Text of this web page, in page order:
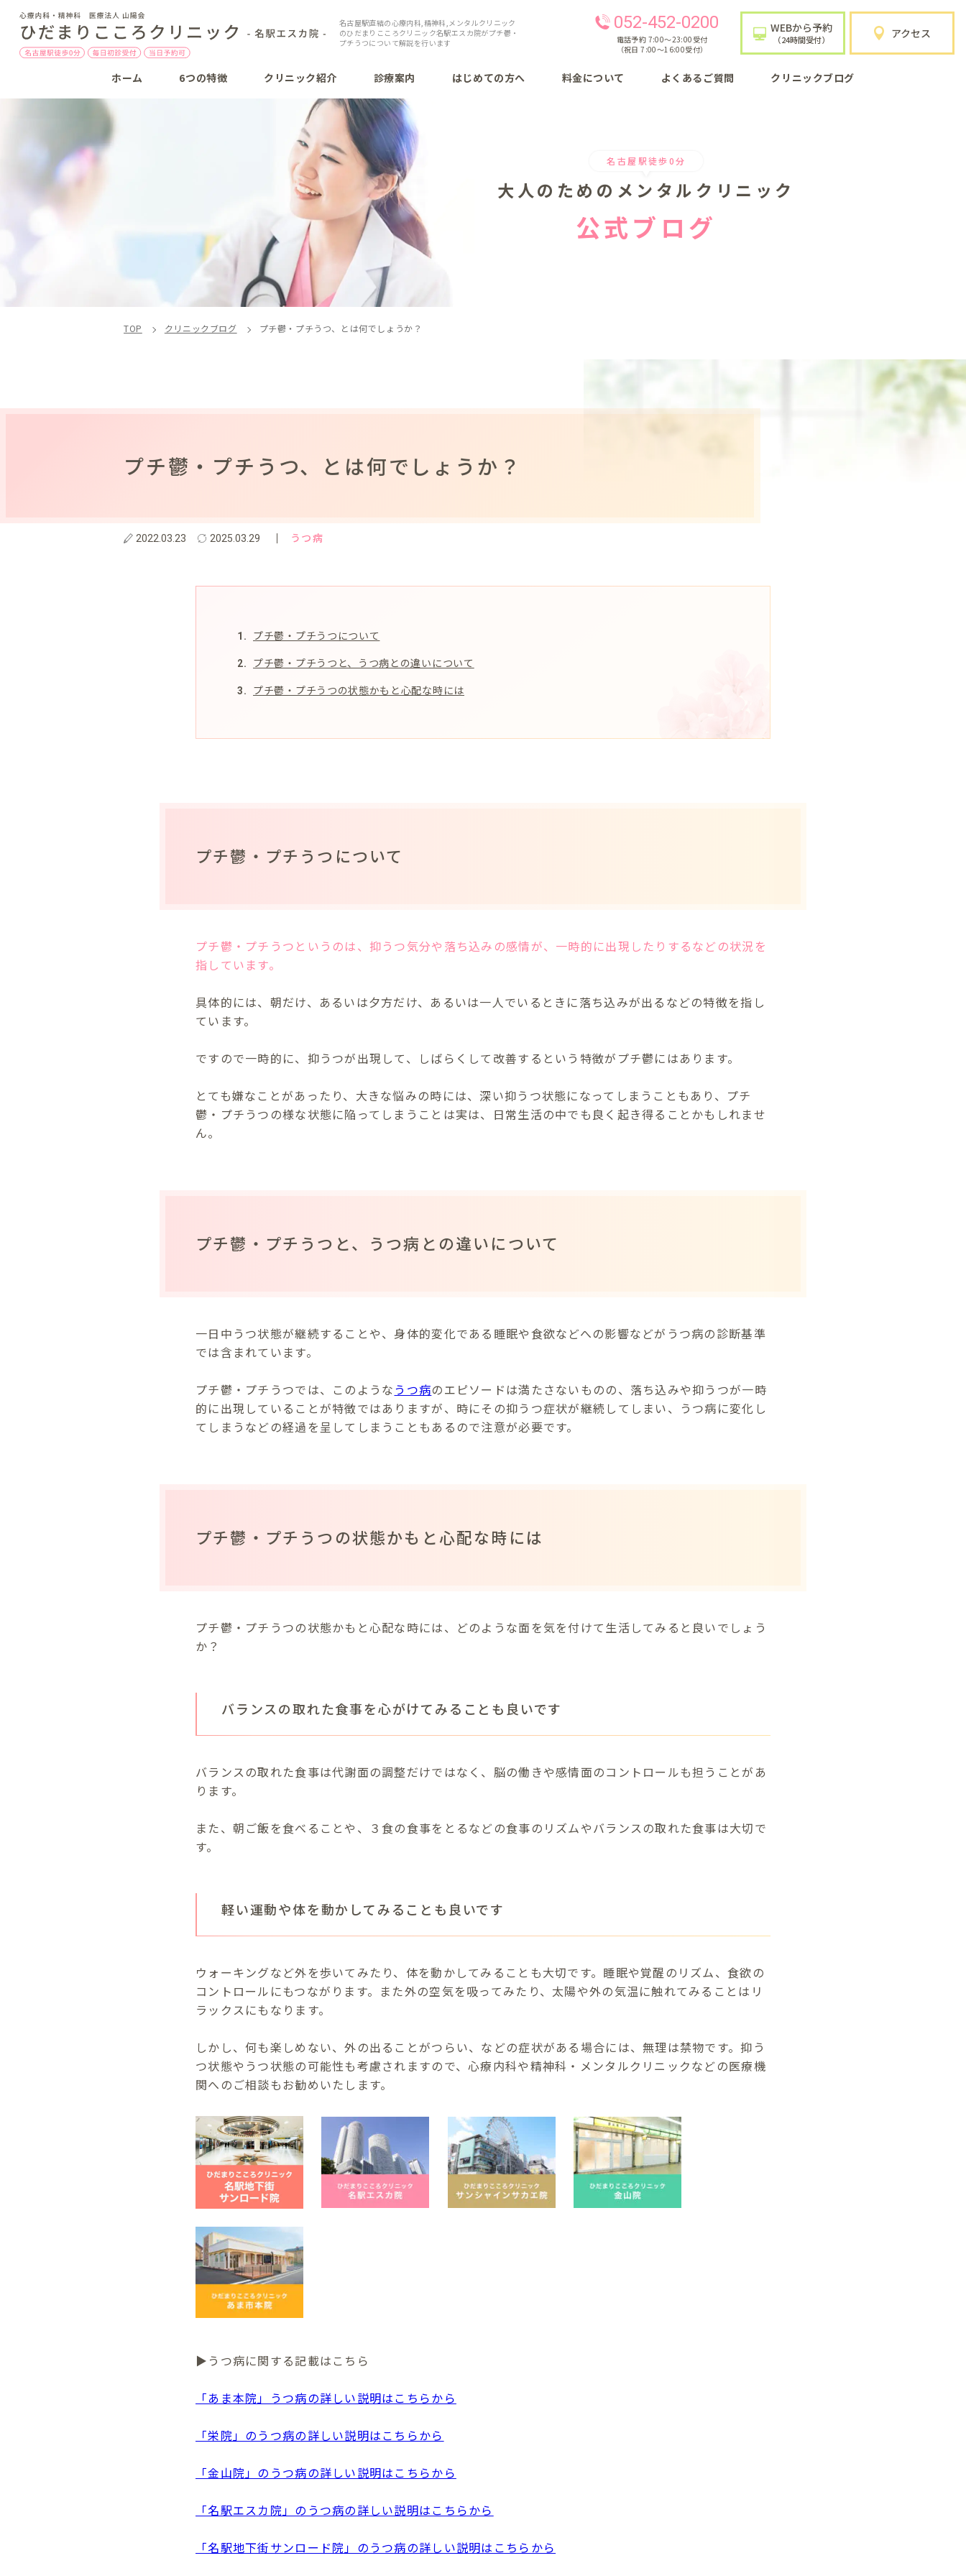
名古屋駅直結の心療内科,精神科,メンタルクリニック
のひだまりこころクリニック名駅エスカ院がプチ鬱・
プチうつについて解説を行います
052-452-0200
電話予約 7:00〜23:00受付
（祝日 7:00〜16:00受付）
WEBから予約
（24時間受付） アクセス
ホーム 6つの特徴 クリニック紹介 診療案内 はじめての方へ 料金について よくあるご質問 クリニックブログ
名古屋駅徒歩0分
大人のための メンタルクリニック
公式ブログ
TOP クリニックブログ プチ鬱・プチうつ、とは何でしょうか？
プチ鬱・プチうつ、とは何でしょうか？
2022.03.23 2025.03.29 うつ病
プチ鬱・プチうつについて
プチ鬱・プチうつと、うつ病との違いについて
プチ鬱・プチうつの状態かもと心配な時には
プチ鬱・プチうつについて
プチ鬱・プチうつというのは、抑うつ気分や落ち込みの感情が、一時的に出現したりするなどの状況を
指しています。
具体的には、朝だけ、あるいは夕方だけ、あるいは一人でいるときに落ち込みが出るなどの特徴を指し
ています。
ですので一時的に、抑うつが出現して、しばらくして改善するという特徴がプチ鬱にはあります。
とても嫌なことがあったり、大きな悩みの時には、深い抑うつ状態になってしまうこともあり、プチ
鬱・プチうつの様な状態に陥ってしまうことは実は、日常生活の中でも良く起き得ることかもしれませ
ん。
プチ鬱・プチうつと、うつ病との違いについて
一日中うつ状態が継続することや、身体的変化である睡眠や食欲などへの影響などがうつ病の診断基準
では含まれています。
プチ鬱・プチうつでは、このような うつ病のエピソードは満たさないものの、落ち込みや抑うつが一時
的に出現していることが特徴ではありますが、時にその抑うつ症状が継続してしまい、うつ病に変化し
てしまうなどの経過を呈してしまうこともあるので注意が必要です。
プチ鬱・プチうつの状態かもと心配な時には
プチ鬱・プチうつの状態かもと心配な時には、どのような面を気を付けて生活してみると良いでしょう
か？
バランスの取れた食事を心がけてみることも良いです
バランスの取れた食事は代謝面の調整だけではなく、脳の働きや感情面のコントロールも担うことがあ
ります。
また、朝ご飯を食べることや、３食の食事をとるなどの食事のリズムやバランスの取れた食事は大切で
す。
軽い運動や体を動かしてみることも良いです
ウォーキングなど外を歩いてみたり、体を動かしてみることも大切です。睡眠や覚醒のリズム、食欲の
コントロールにもつながります。また外の空気を吸ってみたり、太陽や外の気温に触れてみることはリ
ラックスにもなります。
しかし、何も楽しめない、外の出ることがつらい、などの症状がある場合には、無理は禁物です。抑う
つ状態やうつ状態の可能性も考慮されますので、心療内科や精神科・メンタルクリニックなどの医療機
関へのご相談もお勧めいたします。
▶うつ病に関する記載はこちら
「あま本院」うつ病の詳しい説明はこちらから
「栄院」のうつ病の詳しい説明はこちらから
「金山院」のうつ病の詳しい説明はこちらから
「名駅エスカ院」のうつ病の詳しい説明はこちらから
「名駅地下街サンロード院」のうつ病の詳しい説明はこちらから